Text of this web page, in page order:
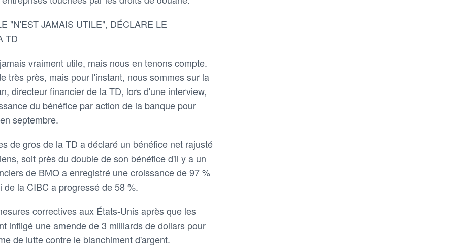
"N'EST JAMAIS UTILE", DÉCLARE LE
TD
vraiment utile, mais nous en tenons compte.
très près, mais pour l'instant, nous sommes sur la
directeur financier de la TD, lors d'une interview,
du bénéfice par action de la banque pour
septembre.
de gros de la TD a déclaré un bénéfice net rajusté
soit près du double de son bénéfice d'il y a un
de BMO a enregistré une croissance de 97 %
la CIBC a progressé de 58 %.
correctives aux États-Unis après que les
infligé une amende de 3 milliards de dollars pour
de lutte contre le blanchiment d'argent.